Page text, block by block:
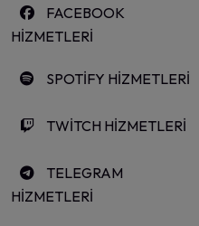
FACEBOOK
HİZMETLERİ
SPOTİFY HİZMETLERİ
TWİTCH HİZMETLERİ
TELEGRAM
HİZMETLERİ